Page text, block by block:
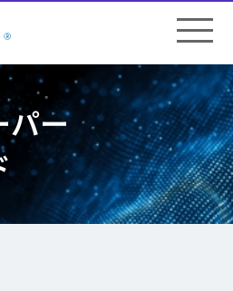
パー